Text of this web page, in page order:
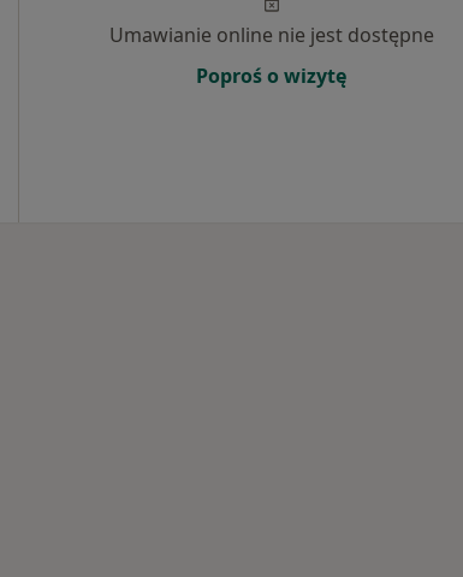
Umawianie online nie jest dostępne
Poproś o wizytę